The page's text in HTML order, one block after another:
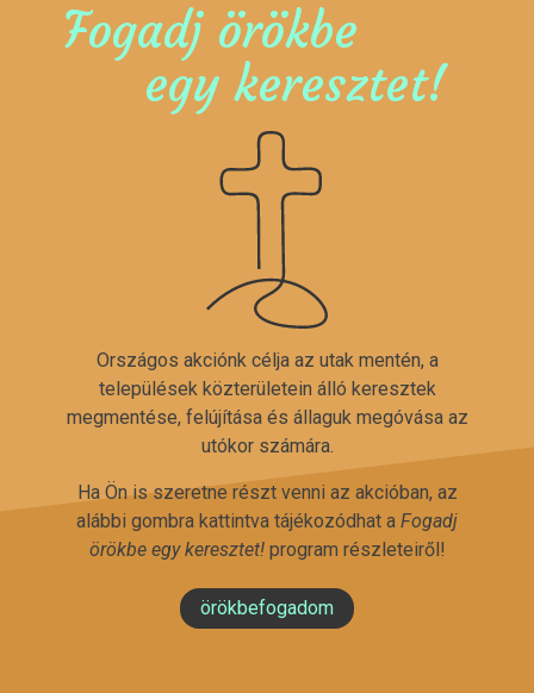
Fogadj örökbe
egy keresztet!
Országos akciónk célja az utak mentén, a
települések közterületein álló keresztek
megmentése, felújítása és állaguk megóvása az
utókor számára.
Ha Ön is szeretne részt venni az akcióban, az
alábbi gombra kattintva tájékozódhat a Fogadj
örökbe egy keresztet!program részleteiről!
örökbefogadom